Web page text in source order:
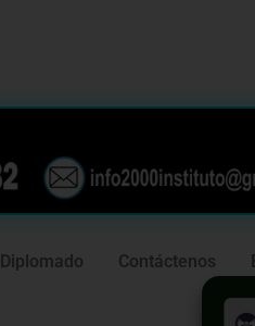
Diplomado Contáctenos